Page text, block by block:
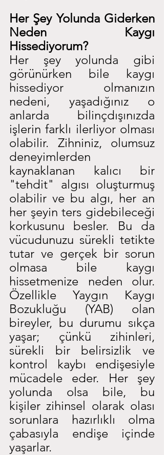
Her Şey Yolunda Giderken
Neden Kaygı
Hissediyorum?
Her şey yolunda gibi
görünürken bile kaygı
hissediyor olmanızın
nedeni, yaşadığınız o
anlarda bilinçdışınızda
işlerin farklı ilerliyor olması
olabilir. Zihniniz, olumsuz
deneyimlerden
kaynaklanan kalıcı bir
"tehdit" algısı oluşturmuş
olabilir ve bu algı, her an
her şeyin ters gidebileceği
korkusunu besler. Bu da
vücudunuzu sürekli tetikte
tutar ve gerçek bir sorun
olmasa bile kaygı
hissetmenize neden olur.
Özellikle Yaygın Kaygı
Bozukluğu (YAB) olan
bireyler, bu durumu sıkça
yaşar; çünkü zihinleri,
sürekli bir belirsizlik ve
kontrol kaybı endişesiyle
mücadele eder. Her şey
yolunda olsa bile, bu
kişiler zihinsel olarak olası
sorunlara hazırlıklı olma
çabasıyla endişe içinde
yaşarlar.